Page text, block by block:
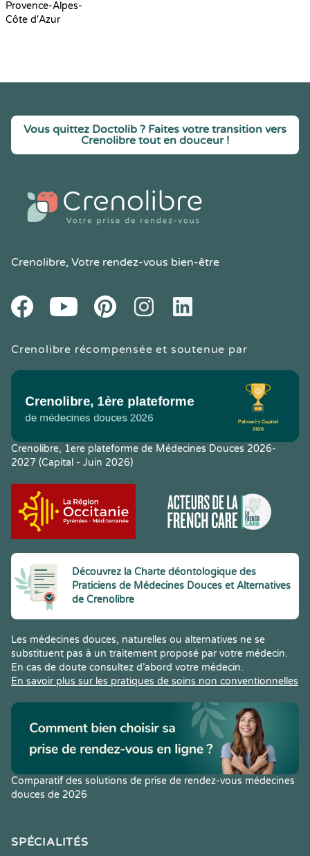
Provence-Alpes-
Côte d'Azur
Vous quittez Doctolib ? Faites votre transition vers
Crenolibre tout en douceur !
Crenolibre, Votre rendez-vous bien-être
FacebookYoutube PinteresetInstagramLinkedIn
Crenolibre récompensée et soutenue par
Crenolibre, 1ere plateforme de Médecines Douces 2026-
2027 (Capital - Juin 2026)
Découvrez la Charte déontologique des
Praticiens de Médecines Douces et Alternatives
de Crenolibre
Les médecines douces, naturelles ou alternatives ne se
substituent pas à un traitement proposé par votre médecin.
En cas de doute consultez d’abord votre médecin.
En savoir plus sur les pratiques de soins non conventionnelles
Comparatif des solutions de prise de rendez-vous médecines
douces de 2026
SPÉCIALITÉS